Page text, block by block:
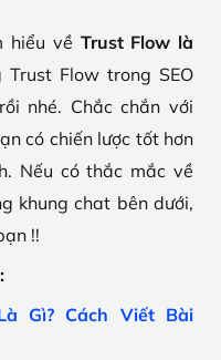
hiểu về Trust Flow là
Flow trong SEO
nhé. Chắc chắn với
có chiến lược tốt hơn
Nếu có thắc mắc về
khung chat bên dưới,
!!
Gì? Cách Viết Bài